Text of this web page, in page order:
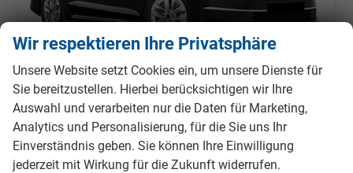
Skoda Octavia Combi
unverbindliche Lieferzeit:31.10.2026 Fahrzeug mit Tageszulassung
Fahrzeugnr. 988075 Getriebe Automatik
Wir respektieren Ihre Privatsphäre
Unsere Website setzt Cookies ein, um unsere Dienste für
Sie bereitzustellen. Hierbei berücksichtigen wir Ihre
Auswahl und verarbeiten nur die Daten für Marketing,
Analytics und Personalisierung, für die Sie uns Ihr
Einverständnis geben. Sie können Ihre Einwilligung
jederzeit mit Wirkung für die Zukunft widerrufen.